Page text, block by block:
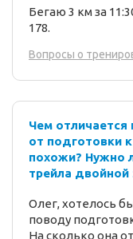
Бегаю 3 км за
178.
Вопросы о
Чем отличается
от подготовки
похожи? Нужно
трейла двойной
Олег, хотелось
поводу
На сколько она